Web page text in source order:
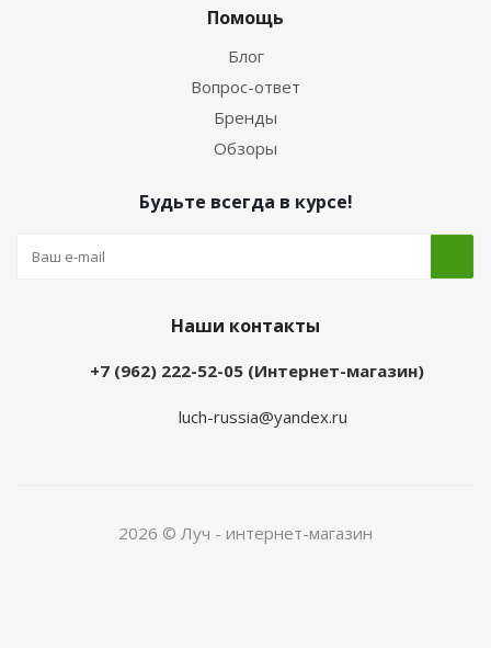
Помощь
Блог
Вопрос-ответ
Бренды
Обзоры
Будьте всегда в курсе!
Наши контакты
+7 (962) 222-52-05 (Интернет-магазин)
luch-russia@yandex.ru
2026 © Луч - интернет-магазин